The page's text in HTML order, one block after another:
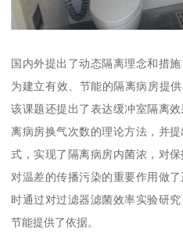
国内外提出了动态隔离理念和措
为建立有效、节能的隔离病房提
该课题还提出了表达缓冲室隔离
离病房换气次数的理论方法，并
式，实现了隔离病房内菌浓，对
对温差的传播污染的重要作用做
时通过对过滤器滤菌效率实验研
节能提供了依据。